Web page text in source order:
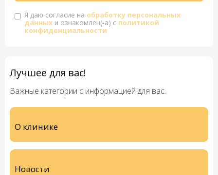
Я даю согласие на обработку персональных
данных и ознакомлен(-а) с политикой
конфиденциальности
Лучшее для вас!
Важные категории с информацией для вас.
О клинике
Новости